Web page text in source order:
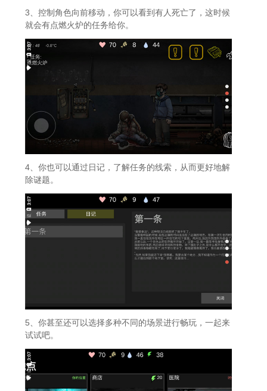
3、控制角色向前移动，你可以看到有人死亡了，这时候
就会有点燃火炉的任务给你。
4、你也可以通过日记，了解任务的线索，从而更好地解
除谜题。
5、你甚至还可以选择多种不同的场景进行畅玩，一起来
试试吧。